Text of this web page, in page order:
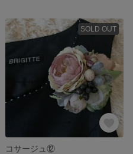
SOLD OUT
コサージュ⑫